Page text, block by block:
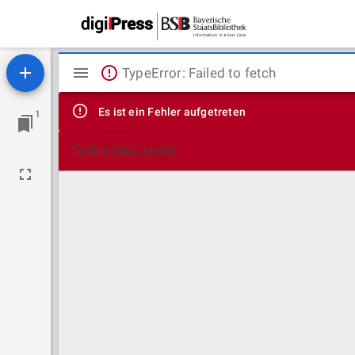
1
Mirador
Viewer
TypeError: Failed to fetch
Es ist ein Fehler aufgetreten
Technische Details